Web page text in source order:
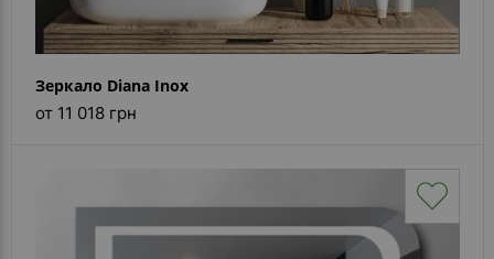
Зеркало Diana Inox
от 11 018 грн